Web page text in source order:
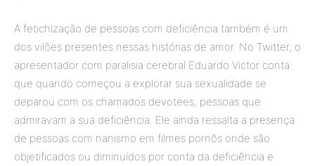
A fetichização de pessoas com deficiência também é um
dos vilões presentes nessas histórias de amor. No Twitter, o
apresentador com paralisia cerebral Eduardo Victor conta
que quando começou a explorar sua sexualidade se
deparou com os chamados devotees, pessoas que
admiravam a sua deficiência. Ele ainda ressalta a presença
de pessoas com nanismo em filmes pornôs onde são
objetificados ou diminuídos por conta da deficiência e